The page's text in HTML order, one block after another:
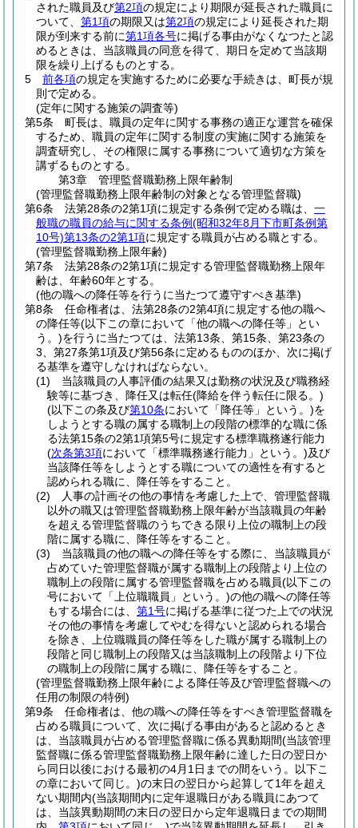
された職員及び第2項の規定により期限が延長された職員に
ついて、 第1項の期限又は第2項の規定により延長された期
限が到来する前に第1項各号に掲げる事由がなくなつたと認
めるときは、当該職員の同意を得て、期日を定めて当該期
限を繰り上げるものとする。
5
前各項の規定を実施するために必要な手続きは、町長が規
則で定める。
(定年に関する施策の調査等)
第5条
町長は、職員の定年に関する事務の適正な運営を確保
するため、職員の定年に関する制度の実施に関する施策を
調査研究し、その権限に属する事務について適切な方策を
講ずるものとする。
第3章
管理監督職勤務上限年齢制
(管理監督職勤務上限年齢制の対象となる管理監督職)
第6条
法第28条の2第1項に規定する条例で定める職は、 一
般職の職員の給与に関する条例(昭和32年8月下市町条例第
10号)第13条の2第1項に規定する職員が占める職とする。
(管理監督職勤務上限年齢)
第7条
法第28条の2第1項に規定する管理監督職勤務上限年
齢は、年齢60年とする。
(他の職への降任等を行うに当たつて遵守すべき基準)
第8条
任命権者は、法第28条の2第4項に規定する他の職へ
の降任等(以下この章において「他の職への降任等」とい
う。)を行うに当たつては、法第13条、第15条、第23条の
3、第27条第1項及び第56条に定めるもののほか、次に掲げ
る基準を遵守しなければならない。
(1)
当該職員の人事評価の結果又は勤務の状況及び職務経
験等に基づき、降任又は転任(降給を伴う転任に限る。)
(以下この条及び第10条において「降任等」という。)を
しようとする職の属する職制上の段階の標準的な職に係
る法第15条の2第1項第5号に規定する標準職務遂行能力
(次条第3項において「標準職務遂行能力」という。)及び
当該降任等をしようとする職についての適性を有すると
認められる職に、降任等をすること。
(2)
人事の計画その他の事情を考慮した上で、管理監督職
以外の職又は管理監督職勤務上限年齢が当該職員の年齢
を超える管理監督職のうちできる限り上位の職制上の段
階に属する職に、降任等をすること。
(3)
当該職員の他の職への降任等をする際に、当該職員が
占めていた管理監督職が属する職制上の段階より上位の
職制上の段階に属する管理監督職を占める職員(以下この
号において「上位職職員」という。)の他の職への降任等
もする場合には、 第1号に掲げる基準に従つた上での状況
その他の事情を考慮してやむを得ないと認められる場合
を除き、上位職職員の降任等をした職が属する職制上の
段階と同じ職制上の段階又は当該職制上の段階より下位
の職制上の段階に属する職に、降任等をすること。
(管理監督職勤務上限年齢による降任等及び管理監督職への
任用の制限の特例)
第9条
任命権者は、他の職への降任等をすべき管理監督職を
占める職員について、次に掲げる事由があると認めるとき
は、当該職員が占める管理監督職に係る異動期間(当該管理
監督職に係る管理監督職勤務上限年齢に達した日の翌日か
ら同日以後における最初の4月1日までの間をいう。以下こ
の章において同じ。)の末日の翌日から起算して1年を超え
ない期間内(当該期間内に定年退職日がある職員にあつて
は、当該異動期間の末日の翌日から定年退職日までの期間